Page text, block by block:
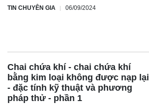
TIN CHUYÊN GIA 06/09/2024
Chai chứa khí - chai chứa khí
bằng kim loại không được nạp lại
- đặc tính kỹ thuật và phương
pháp thử - phần 1